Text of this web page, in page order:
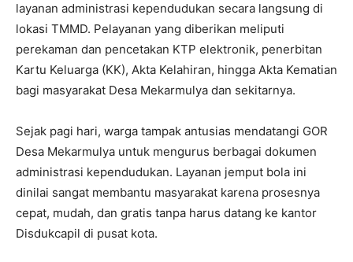
layanan administrasi kependudukan secara langsung di
lokasi TMMD. Pelayanan yang diberikan meliputi
perekaman dan pencetakan KTP elektronik, penerbitan
Kartu Keluarga (KK), Akta Kelahiran, hingga Akta Kematian
bagi masyarakat Desa Mekarmulya dan sekitarnya.
Sejak pagi hari, warga tampak antusias mendatangi GOR
Desa Mekarmulya untuk mengurus berbagai dokumen
administrasi kependudukan. Layanan jemput bola ini
dinilai sangat membantu masyarakat karena prosesnya
cepat, mudah, dan gratis tanpa harus datang ke kantor
Disdukcapil di pusat kota.